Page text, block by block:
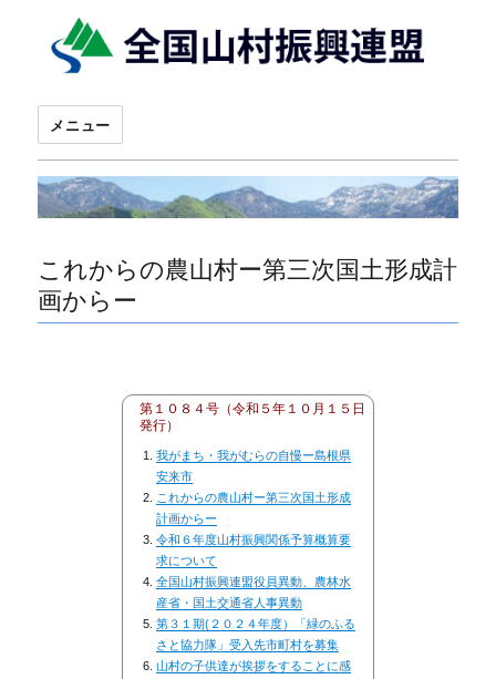
メニュー
これからの農山村ー第三次国土形成計
画からー
第１０８４号（令和５年１０月１５日
発行）
我がまち・我がむらの自慢ー島根県
安来市
これからの農山村ー第三次国土形成
計画からー
令和６年度山村振興関係予算概算要
求について
全国山村振興連盟役員異動、農林水
産省・国土交通省人事異動
第３１期(２０２４年度）「緑のふる
さと協力隊」受入先市町村を募集
山村の子供達が挨拶をすることに感